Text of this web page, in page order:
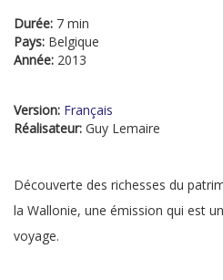
Durée: 7 min
Pays: Belgique
Année: 2013
Version: Français
Réalisateur: Guy Lemaire
Découverte des richesses du
la Wallonie, une émission qui est
voyage.